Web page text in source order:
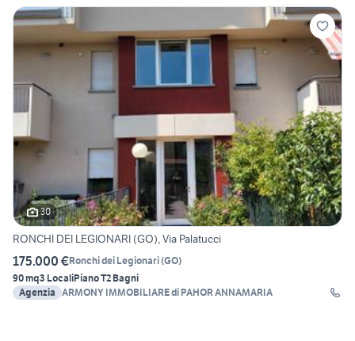
30
RONCHI DEI LEGIONARI (GO), Via Palatucci
175.000 €Ronchi dei Legionari(GO)
90 mq3 LocaliPiano T2 Bagni
Agenzia ARMONY IMMOBILIARE di PAHOR ANNAMARIA